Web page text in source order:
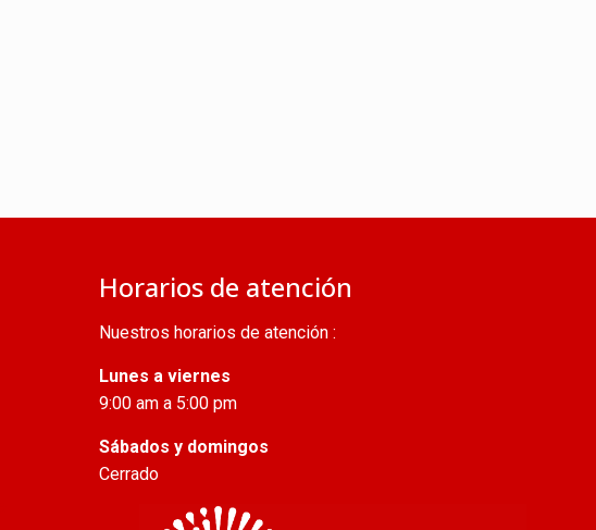
Horarios de atención
Nuestros horarios de atención :
Lunes a viernes
9:00 am a 5:00 pm
Sábados y domingos
Cerrado